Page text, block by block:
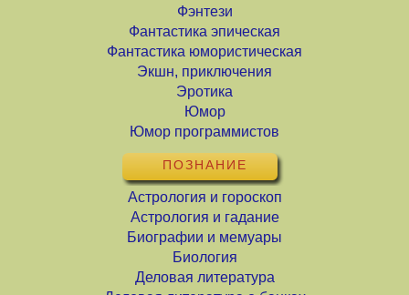
Фэнтези
Фантастика эпическая
Фантастика юмористическая
Экшн, приключения
Эротика
Юмор
Юмор программистов
ПОЗНАНИЕ
Астрология и гороскоп
Астрология и гадание
Биографии и мемуары
Биология
Деловая литература